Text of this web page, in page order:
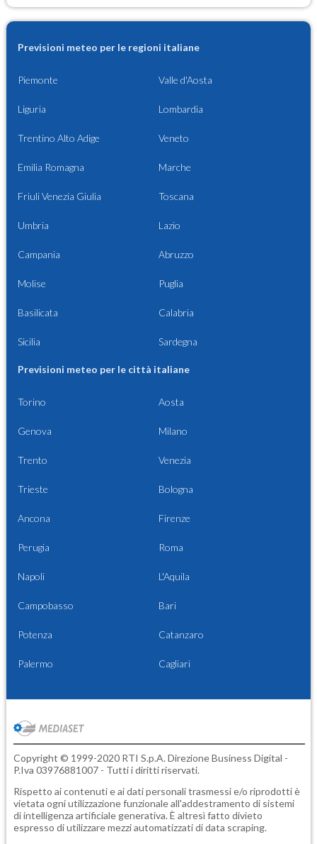
Previsioni meteo per le regioni italiane
Piemonte Valle d'Aosta
Liguria Lombardia
Trentino Alto Adige Veneto
Emilia Romagna Marche
Friuli Venezia Giulia Toscana
Umbria Lazio
Campania Abruzzo
Molise Puglia
Basilicata Calabria
Sicilia Sardegna
Previsioni meteo per le città italiane
Torino Aosta
Genova Milano
Trento Venezia
Trieste Bologna
Ancona Firenze
Perugia Roma
Napoli L'Aquila
Campobasso Bari
Potenza Catanzaro
Palermo Cagliari
Copyright © 1999-2020 RTI S.p.A. Direzione Business Digital -
P.Iva 03976881007 - Tutti i diritti riservati.
Rispetto ai contenuti e ai dati personali trasmessi e/o riprodotti è
vietata ogni utilizzazione funzionale all'addestramento di sistemi
di intelligenza artificiale generativa. È altresì fatto divieto
espresso di utilizzare mezzi automatizzati di data scraping.